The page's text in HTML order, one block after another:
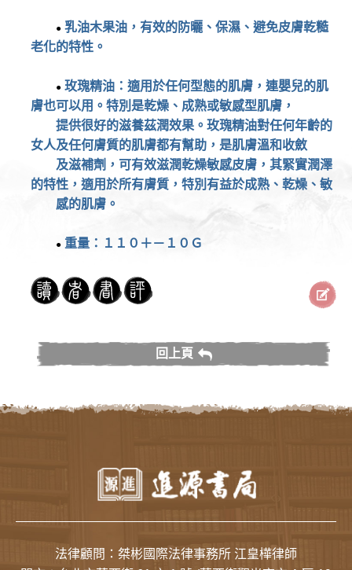
● 乳油木果油，有效的防曬、保濕、避免皮膚乾糙
老化的特性。
● 玫瑰精油：適用於任何型態的肌膚，連嬰兒的肌
膚也可以用。特別是乾燥、成熟或敏感型肌膚，
提供很好的滋養茲潤效果。玫瑰精油對任何年齡的
女人及任何膚質的肌膚都有幫助，是肌膚溫和收斂
及滋補劑，可有效滋潤乾燥敏感皮膚，其緊實潤澤
的特性，適用於所有膚質，特別有益於成熟、乾燥、敏
感的肌膚。
● 重量：１１０＋－１０Ｇ
回上頁
法律顧問：桀彬國際法律事務所 江皇樺律師